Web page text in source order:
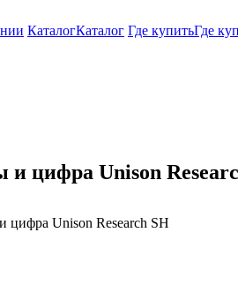
КаталогКаталог Где купитьГде
цифра Unison